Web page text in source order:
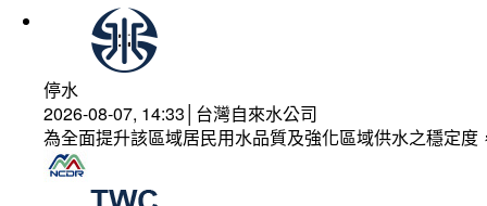
停水
2026-08-07, 14:33│台灣自來水公司
為全面提升該區域居民用水品質及強化區域供水之穩定